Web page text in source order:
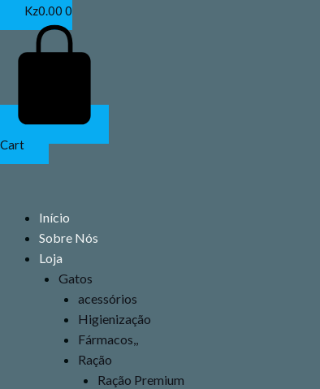
para
Kz0.00 0
Cart
Início
Sobre Nós
Loja
Gatos
acessórios
Higienização
Fármacos,,
Ração
Ração Premium